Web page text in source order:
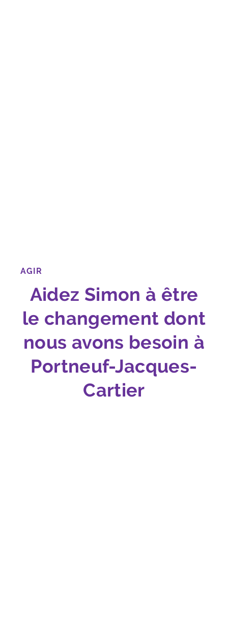
AGIR
Aidez Simon à être
le changement dont
nous avons besoin à
Portneuf-Jacques-
Cartier